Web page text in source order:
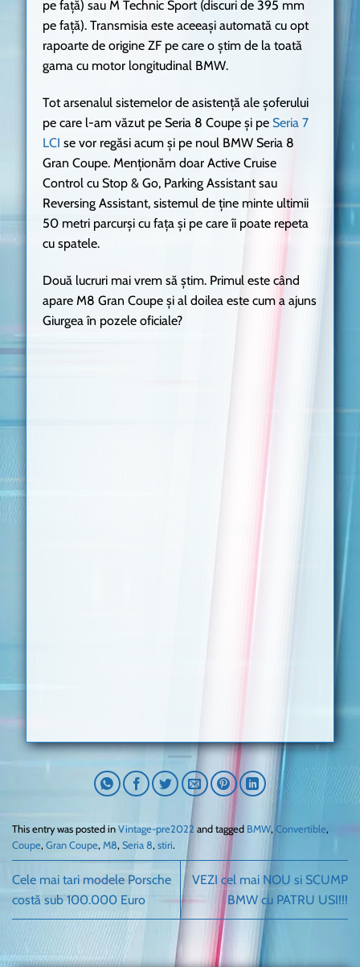
pe față) sau M Technic Sport (discuri de 395 mm
pe față). Transmisia este aceeași automată cu opt
rapoarte de origine ZF pe care o știm de la toată
gama cu motor longitudinal BMW.
Tot arsenalul sistemelor de asistență ale șoferului
pe care l-am văzut pe Seria 8 Coupe și pe Seria 7
LCI se vor regăsi acum și pe noul BMW Seria 8
Gran Coupe. Menționăm doar Active Cruise
Control cu Stop & Go, Parking Assistant sau
Reversing Assistant, sistemul de ține minte ultimii
50 metri parcurși cu fața și pe care îi poate repeta
cu spatele.
Două lucruri mai vrem să știm. Primul este când
apare M8 Gran Coupe și al doilea este cum a ajuns
Giurgea în pozele oficiale?
This entry was posted in Vintage-pre2022 and tagged BMW, Convertible,
Coupe, Gran Coupe, M8, Seria 8, stiri.
Cele mai tari modele Porsche
costă sub 100.000 Euro
VEZI cel mai NOU si SCUMP
BMW cu PATRU USI!!!